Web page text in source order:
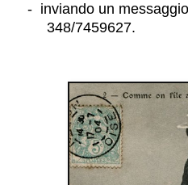
- inviando un
348/7459627.